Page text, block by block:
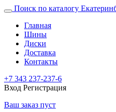
Поиск по каталогу
Главная
Шины
Диски
Доставка
Контакты
+7 343 237-237-6
Вход Регистрация
Ваш заказ пуст